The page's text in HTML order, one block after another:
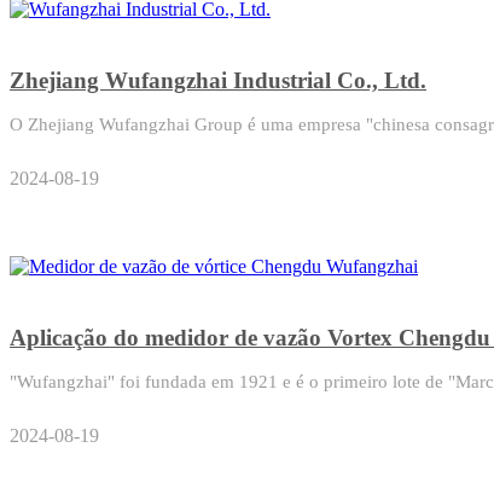
Zhejiang Wufangzhai Industrial Co., Ltd.
O Zhejiang Wufangzhai Group é uma empresa "chinesa
2024-08-19
Aplicação do medidor de vazão Vortex
"Wufangzhai" foi fundada em 1921 e é o primeiro lote de
2024-08-19